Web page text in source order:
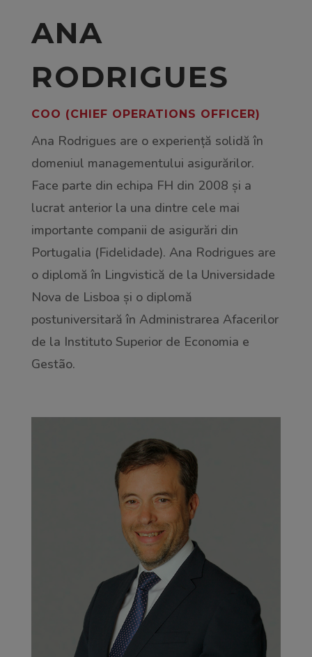
ANA
RODRIGUES
COO (CHIEF OPERATIONS OFFICER)
Ana Rodrigues are o experiență solidă în
domeniul managementului asigurărilor.
Face parte din echipa FH din 2008 și a
lucrat anterior la una dintre cele mai
importante companii de asigurări din
Portugalia (Fidelidade). Ana Rodrigues are
o diplomă în Lingvistică de la Universidade
Nova de Lisboa și o diplomă
postuniversitară în Administrarea Afacerilor
de la Instituto Superior de Economia e
Gestão.